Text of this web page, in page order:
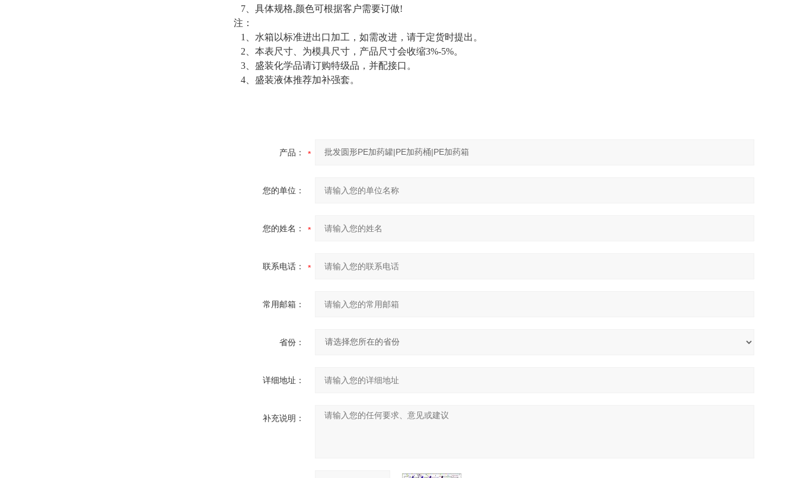
7、具体规格,颜色可根据客户需要订做!
注：
1、水箱以标准进出口加工，如需改进，请于定货时提出。
2、本表尺寸、为模具尺寸，产品尺寸会收缩3%-5%。
3、盛装化学品请订购特级品，并配接口。
4、盛装液体推荐加补强套。
产品：
您的单位：
您的姓名：
联系电话：
常用邮箱：
省份：
详细地址：
补充说明：